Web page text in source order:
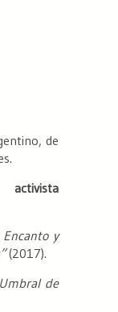
de
y
(2017).
de